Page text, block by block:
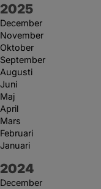
År:
2025
December
November
Oktober
September
Augusti
Juni
Maj
April
Mars
Februari
Januari
År:
2024
December